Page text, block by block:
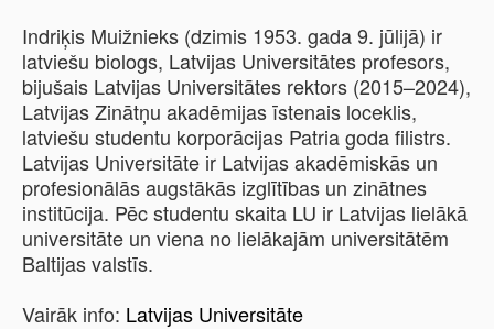
Indriķis Muižnieks (dzimis 1953. gada 9. jūlijā) ir
latviešu biologs, Latvijas Universitātes profesors,
bijušais Latvijas Universitātes rektors (2015–2024),
Latvijas Zinātņu akadēmijas īstenais loceklis,
latviešu studentu korporācijas Patria goda filistrs.
Latvijas Universitāte ir Latvijas akadēmiskās un
profesionālās augstākās izglītības un zinātnes
institūcija. Pēc studentu skaita LU ir Latvijas lielākā
universitāte un viena no lielākajām universitātēm
Baltijas valstīs.
Vairāk info: Latvijas Universitāte